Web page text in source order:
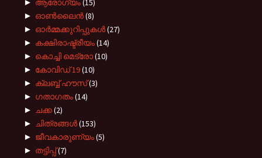
► ആരോഗ്യം(15)
► ഓൺലൈൻ(8)
► ഓർമ്മക്കുറിപ്പുകൾ(27)
► കക്ഷിരാഷ്ട്രീയം(14)
► കൊച്ചി മെട്രോ(10)
► കോവിഡ് 19(10)
► ക്ലബ്ബ് ഹൗസ്(3)
► ഗതാഗതം(14)
► ചക്ക(2)
► ചിത്രങ്ങൾ(153)
► ജീവകാരുണ്യം(5)
► തട്ടിപ്പ്(7)